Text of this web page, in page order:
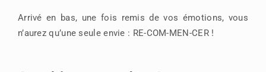
Arrivé en bas, une fois remis de vos émotions, vous
n’aurez qu’une seule envie : RE-COM-MEN-CER !